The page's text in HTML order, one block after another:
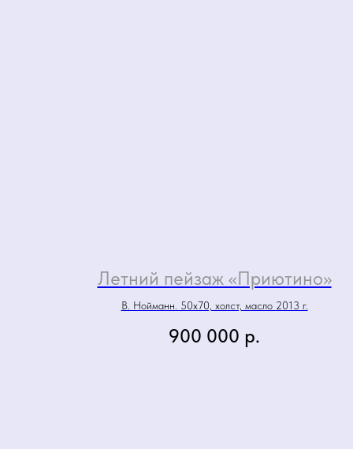
Летний пейзаж «Приютино»
В. Нойманн. 50х70, холст, масло 2013 г.
900 000 р.